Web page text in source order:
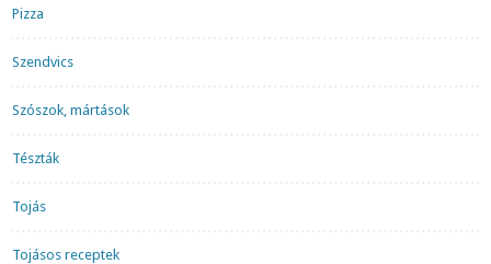
Pizza
Szendvics
Szószok, mártások
Tészták
Tojás
Tojásos receptek